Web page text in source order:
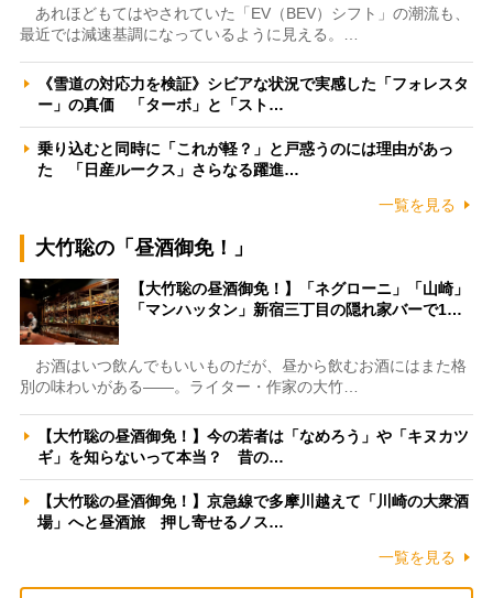
あれほどもてはやされていた「EV（BEV）シフト」の潮流も、
最近では減速基調になっているように見える。…
《雪道の対応力を検証》シビアな状況で実感した「フォレスタ
ー」の真価 「ターボ」と「スト…
乗り込むと同時に「これが軽？」と戸惑うのには理由があっ
た 「日産ルークス」さらなる躍進…
一覧を見る
大竹聡の「昼酒御免！」
【大竹聡の昼酒御免！】「ネグローニ」「山崎」
「マンハッタン」新宿三丁目の隠れ家バーで1…
お酒はいつ飲んでもいいものだが、昼から飲むお酒にはまた格
別の味わいがある――。ライター・作家の大竹…
【大竹聡の昼酒御免！】今の若者は「なめろう」や「キヌカツ
ギ」を知らないって本当？ 昔の…
【大竹聡の昼酒御免！】京急線で多摩川越えて「川崎の大衆酒
場」へと昼酒旅 押し寄せるノス…
一覧を見る